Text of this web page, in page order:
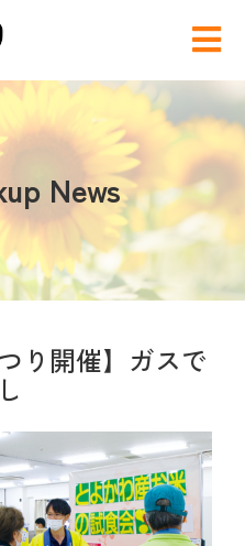
ンター
業とは
・部会
案内
News
り開催】ガスで